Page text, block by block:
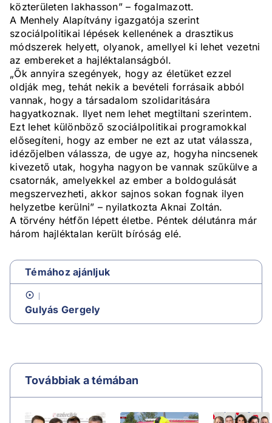
közterületen lakhasson” – fogalmazott.
A Menhely Alapítvány igazgatója szerint
szociálpolitikai lépések kellenének a drasztikus
módszerek helyett, olyanok, amellyel ki lehet vezetni
az embereket a hajléktalanságból.
„Ők annyira szegények, hogy az életüket ezzel
oldják meg, tehát nekik a bevételi forrásaik abból
vannak, hogy a társadalom szolidaritására
hagyatkoznak. Ilyet nem lehet megtiltani szerintem.
Ezt lehet különböző szociálpolitikai programokkal
elősegíteni, hogy az ember ne ezt az utat válassza,
idézőjelben válassza, de ugye az, hogyha nincsenek
kivezető utak, hogyha nagyon be vannak szűkülve a
csatornák, amelyekkel az ember a boldogulását
megszervezheti, akkor sajnos sokan fognak ilyen
helyzetbe kerülni” – nyilatkozta Aknai Zoltán.
A törvény hétfőn lépett életbe. Péntek délutánra már
három hajléktalan került bíróság elé.
Témához ajánljuk
Gulyás Gergely
Továbbiak a témában